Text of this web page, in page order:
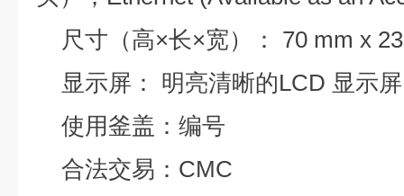
尺寸（高×长×宽）： 70 mm x
显示屏： 明亮清晰的LCD 显示
使用釜盖：编号
合法交易：CMC